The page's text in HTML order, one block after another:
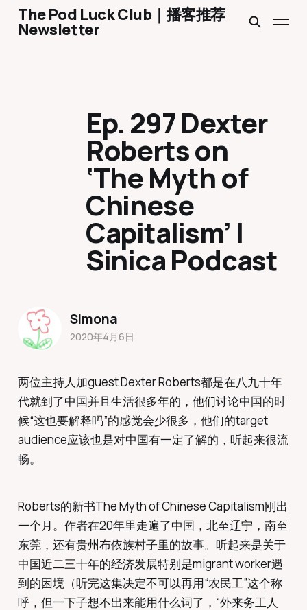
The Pod Luck Club｜播客推荐
Newsletter
两位主持人加guest Dexter Roberts都是在八九十年
代就到了中国并且生活很多年的，他们讨论中国的时
候“这也要解释吗”的感觉会少很多，他们的target
audience应该也是对中国有一定了解的，听起来很流
畅。
Roberts的新书The Myth of Chinese Capitalism刚出
一个月。作者在20年里走遍了中国，北至辽宁，南至
东莞，还有贵州布依族村子里的故事。听起来是关于
中国近二三十年的经济发展特别是migrant worker遇
到的困境（听完这集决定不可以再用“农民工”这个称
呼，但一下子想不出来能用什么词了，“外来务工人
Ep. 297 Dexter
Roberts on
‘The Myth of
Chinese
Capitalism’ |
Sinica Podcast
Simona
2020年4月6日